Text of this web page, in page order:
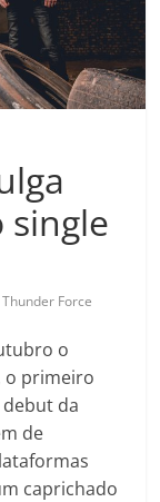
single
Thunder Force
o
o primeiro
da
de
caprichado